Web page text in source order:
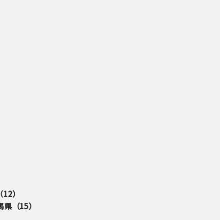
12）
県（15）